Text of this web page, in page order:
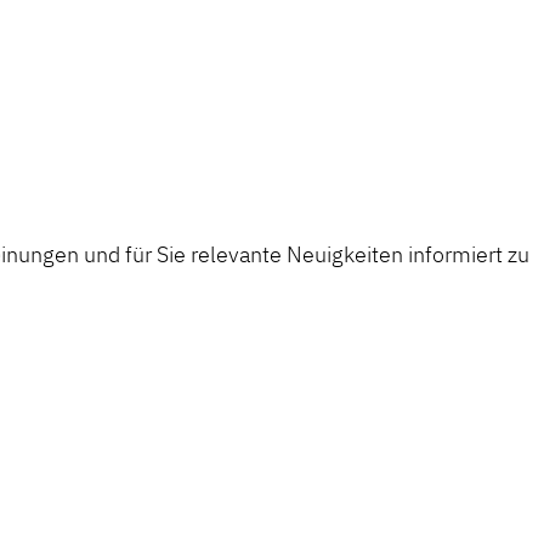
und für Sie relevante Neuigkeiten informiert zu